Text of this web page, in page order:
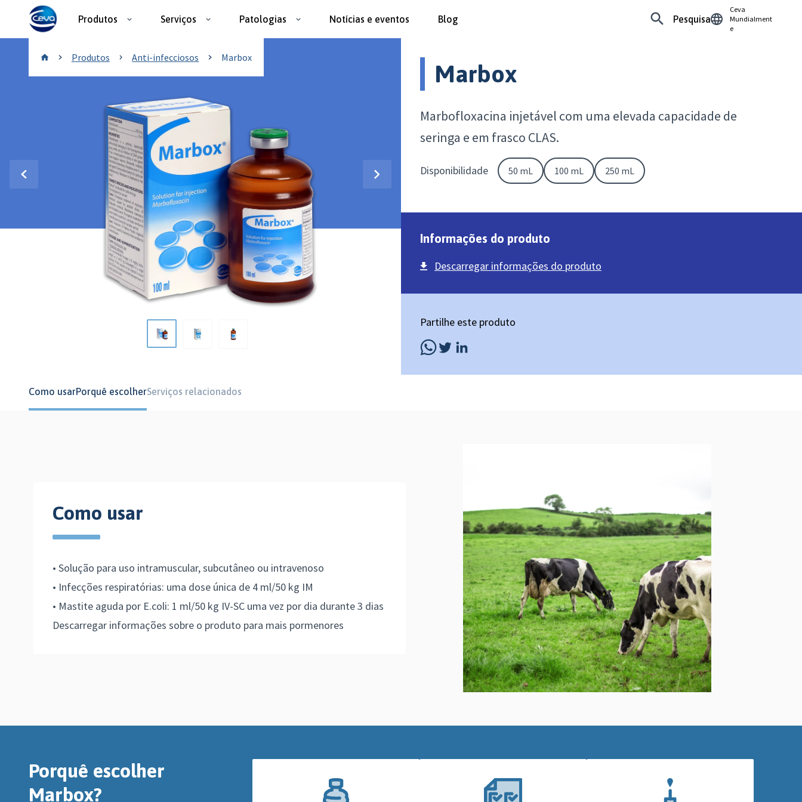
Produtos Serviços Patologias Notícias e eventos Blog Pesquisa
Ceva
Mundialment
e
Anti-infecciosos
Produtos Anti-infecciosos Marbox
Marbox
Marbofloxacina injetável com uma elevada capacidade de
seringa e em frasco CLAS.
Disponibilidade 50 mL 100 mL 250 mL
Informações do produto
Descarregar informações do produto
Partilhe este produto
Como usarPorquê escolherServiços relacionados
Como usar
• Solução para uso intramuscular, subcutâneo ou intravenoso
• Infecções respiratórias: uma dose única de 4 ml/50 kg IM
• Mastite aguda por E.coli: 1 ml/50 kg IV-SC uma vez por dia durante 3 dias
Descarregar informações sobre o produto para mais pormenores
Porquê escolher
Marbox?